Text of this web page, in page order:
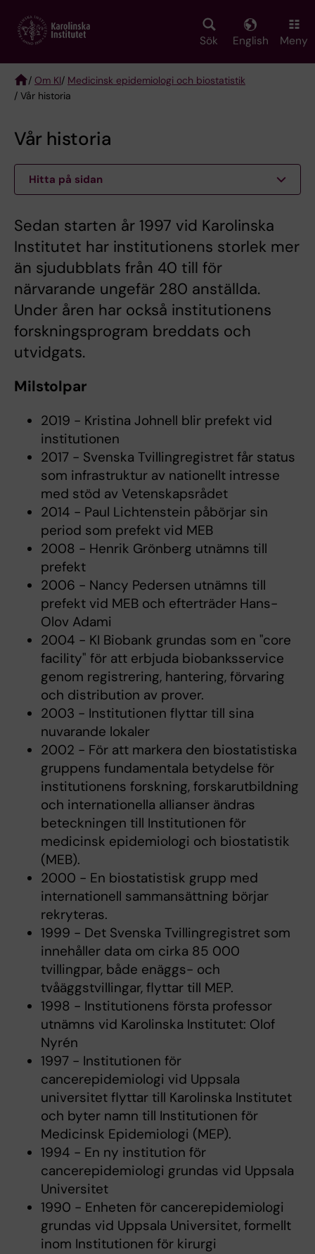
main
Sök English Meny
Breadcrumb
/ Om KI/ Medicinsk epidemiologi och biostatistik
/ Vår historia
Vår historia
Hitta på sidan
Sedan starten år 1997 vid Karolinska
Institutet har institutionens storlek mer
än sjudubblats från 40 till för
närvarande ungefär 280 anställda.
Under åren har också institutionens
forskningsprogram breddats och
utvidgats.
Milstolpar
2019 - Kristina Johnell blir prefekt vid
institutionen
2017 - Svenska Tvillingregistret får status
som infrastruktur av nationellt intresse
med stöd av Vetenskapsrådet
2014 - Paul Lichtenstein påbörjar sin
period som prefekt vid MEB
2008 - Henrik Grönberg utnämns till
prefekt
2006 - Nancy Pedersen utnämns till
prefekt vid MEB och efterträder Hans-
Olov Adami
2004 - KI Biobank grundas som en "core
facility" för att erbjuda biobanksservice
genom registrering, hantering, förvaring
och distribution av prover.
2003 - Institutionen flyttar till sina
nuvarande lokaler
2002 - För att markera den biostatistiska
gruppens fundamentala betydelse för
institutionens forskning, forskarutbildning
och internationella allianser ändras
beteckningen till Institutionen för
medicinsk epidemiologi och biostatistik
(MEB).
2000 - En biostatistisk grupp med
internationell sammansättning börjar
rekryteras.
1999 - Det Svenska Tvillingregistret som
innehåller data om cirka 85 000
tvillingpar, både enäggs- och
tvåäggstvillingar, flyttar till MEP.
1998 - Institutionens första professor
utnämns vid Karolinska Institutet: Olof
Nyrén
1997 - Institutionen för
cancerepidemiologi vid Uppsala
universitet flyttar till Karolinska Institutet
och byter namn till Institutionen för
Medicinsk Epidemiologi (MEP).
1994 - En ny institution för
cancerepidemiologi grundas vid Uppsala
Universitet
1990 - Enheten för cancerepidemiologi
grundas vid Uppsala Universitet, formellt
inom Institutionen för kirurgi